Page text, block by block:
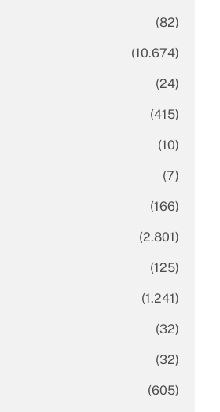
(82)
(10.674)
(24)
(415)
(10)
(7)
(166)
(2.801)
(125)
(1.241)
(32)
(32)
(605)